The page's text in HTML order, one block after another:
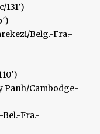
131′)
Belg.-Fra.-
Panh/Cambodge-
Fra.-